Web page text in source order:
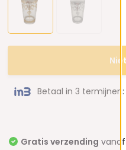
Betaal in 3 termijnen:
Gratis verzending